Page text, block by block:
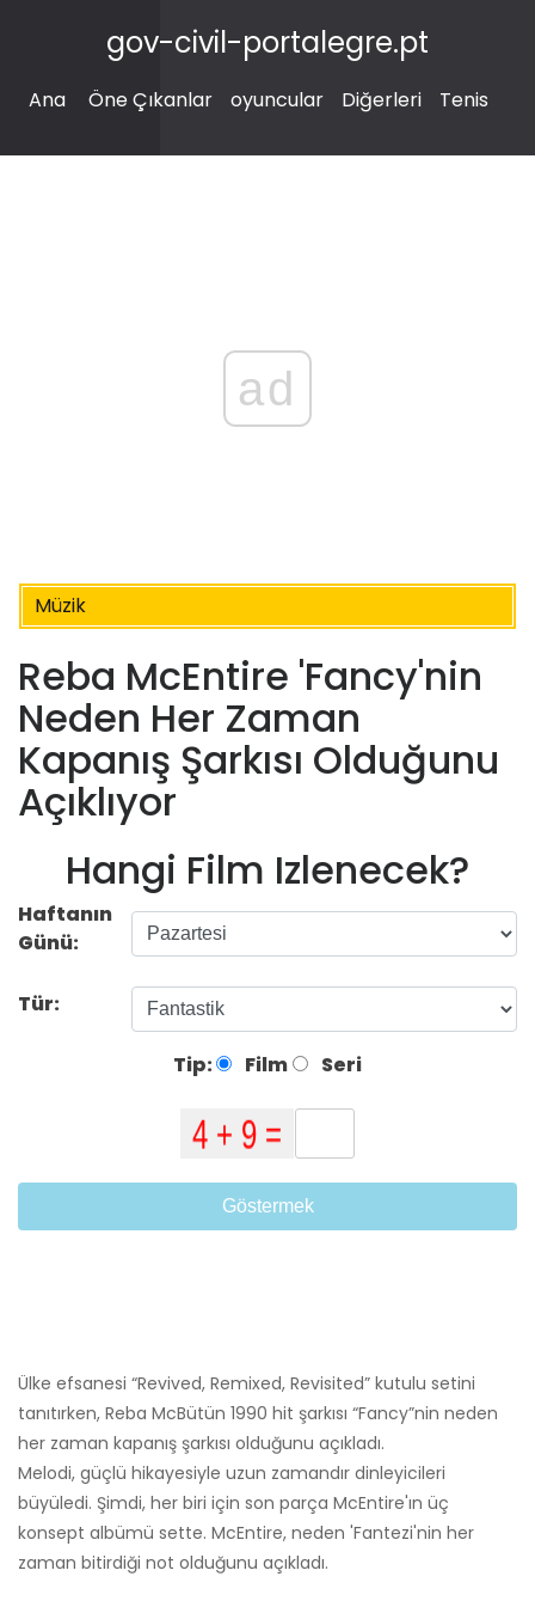
gov-civil-portalegre.pt
Ana Öne Çıkanlar oyuncular Diğerleri Tenis
ad
Müzik
Reba McEntire 'Fancy'nin
Neden Her Zaman
Kapanış Şarkısı Olduğunu
Açıklıyor
Hangi Film Izlenecek?
Haftanın
Günü:
Tür:
Tip: Film Seri
Göstermek
Ülke efsanesi “Revived, Remixed, Revisited” kutulu setini
tanıtırken, Reba McBütün 1990 hit şarkısı “Fancy”nin neden
her zaman kapanış şarkısı olduğunu açıkladı.
Melodi, güçlü hikayesiyle uzun zamandır dinleyicileri
büyüledi. Şimdi, her biri için son parça McEntire'ın üç
konsept albümü sette. McEntire, neden 'Fantezi'nin her
zaman bitirdiği not olduğunu açıkladı.